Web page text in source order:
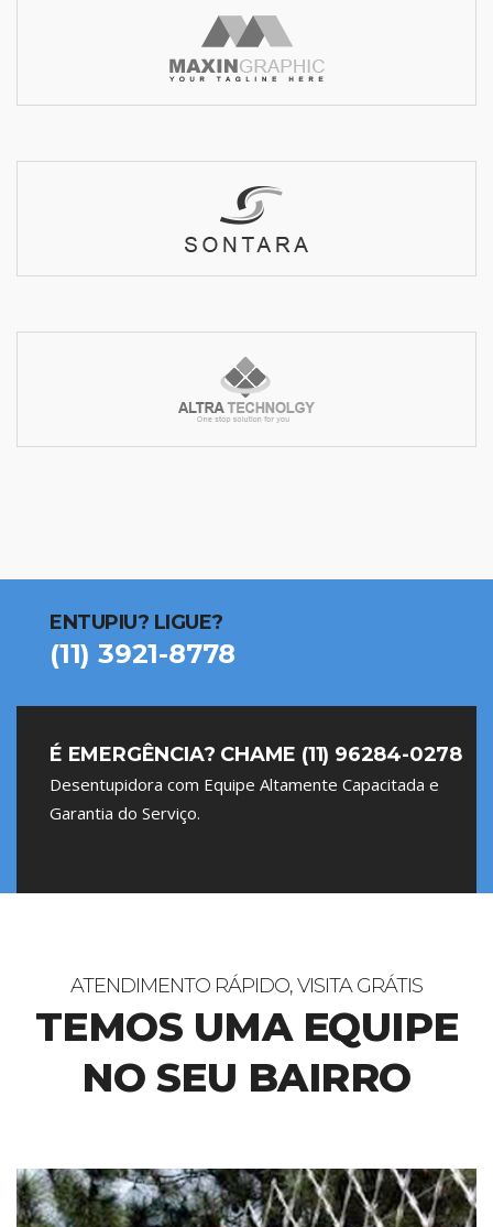
ENTUPIU? LIGUE?
(11) 3921-8778
É EMERGÊNCIA? CHAME (11) 96284-0278
Desentupidora com Equipe Altamente Capacitada e
Garantia do Serviço.
ATENDIMENTO RÁPIDO, VISITA GRÁTIS
TEMOS UMA EQUIPE
NO SEU BAIRRO